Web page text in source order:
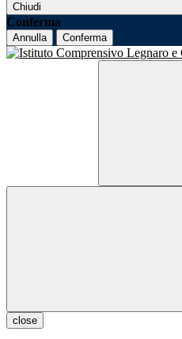
Chiudi
Conferma
Annulla Conferma
close